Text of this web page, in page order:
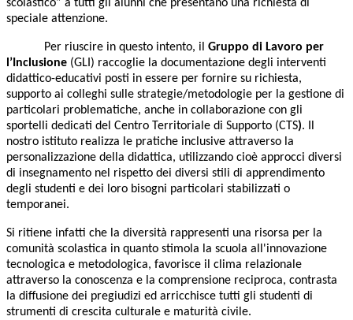
scolastico” a tutti gli alunni che presentano una richiesta di
speciale attenzione.
Per riuscire in questo intento, il Gruppo di Lavoro per
l’Inclusione (GLI) raccoglie la documentazione degli interventi
didattico-educativi posti in essere per fornire su richiesta,
supporto ai colleghi sulle strategie/metodologie per la gestione di
particolari problematiche, anche in collaborazione con gli
sportelli dedicati del Centro Territoriale di Supporto (CTS). Il
nostro istituto realizza le pratiche inclusive attraverso la
personalizzazione della didattica, utilizzando cioè approcci diversi
di insegnamento nel rispetto dei diversi stili di apprendimento
degli studenti e dei loro bisogni particolari stabilizzati o
temporanei.
Si ritiene infatti che la diversità rappresenti una risorsa per la
comunità scolastica in quanto stimola la scuola all'innovazione
tecnologica e metodologica, favorisce il clima relazionale
attraverso la conoscenza e la comprensione reciproca, contrasta
la diffusione dei pregiudizi ed arricchisce tutti gli studenti di
strumenti di crescita culturale e maturità civile.